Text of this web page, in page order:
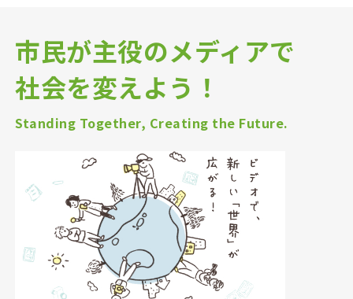
市民が主役のメディアで
社会を変えよう！
Standing Together, Creating the Future.